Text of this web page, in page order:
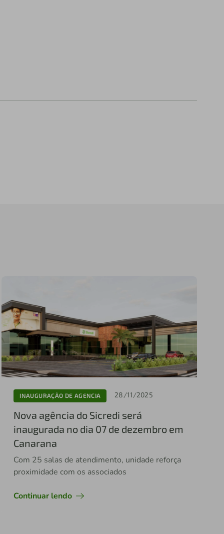
INAUGURAÇÃO DE AGENCIA 28/11/2025
Nova agência do Sicredi será
inaugurada no dia 07 de dezembro em
Canarana
Com 25 salas de atendimento, unidade reforça
proximidade com os associados
Continuar lendo